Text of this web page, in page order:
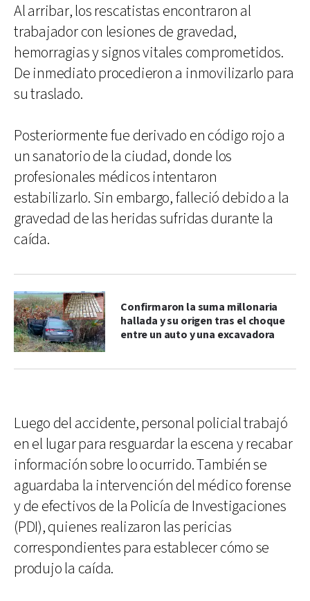
Al arribar, los rescatistas encontraron al
trabajador con lesiones de gravedad,
hemorragias y signos vitales comprometidos.
De inmediato procedieron a inmovilizarlo para
su traslado.
Posteriormente fue derivado en código rojo a
un sanatorio de la ciudad, donde los
profesionales médicos intentaron
estabilizarlo. Sin embargo, falleció debido a la
gravedad de las heridas sufridas durante la
caída.
Confirmaron la suma millonaria
hallada y su origen tras el choque
entre un auto y una excavadora
Luego del accidente, personal policial trabajó
en el lugar para resguardar la escena y recabar
información sobre lo ocurrido. También se
aguardaba la intervención del médico forense
y de efectivos de la Policía de Investigaciones
(PDI), quienes realizaron las pericias
correspondientes para establecer cómo se
produjo la caída.